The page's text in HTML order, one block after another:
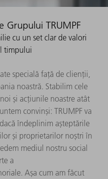
Grupului TRUMPF
cu un set clar de valori
timpului
specială față de clienții,
noastră. Stabilim cele
și acțiunile noastre atât
convinși: TRUMPF va
îndeplinim așteptările
și proprietarilor noștri în
mediul nostru social
a
Așa cum am făcut